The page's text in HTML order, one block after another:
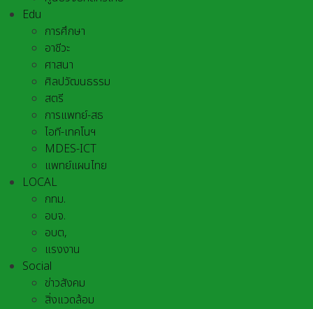
Edu
การศึกษา
อาชีวะ
ศาสนา
ศิลปวัฒนธรรม
สตรี
การแพทย์-สธ
ไอที-เทคโนฯ
MDES-ICT
แพทย์แผนไทย
LOCAL
กทม.
อบจ.
อบต,
แรงงาน
Social
ข่าวสังคม
สิ่งแวดล้อม